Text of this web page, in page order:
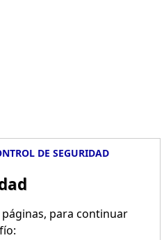
DE SEGURIDAD
para continuar